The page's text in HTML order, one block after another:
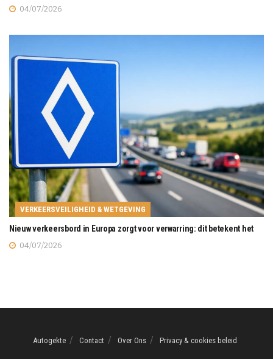
04/07/2026
VERKEERSVEILIGHEID & WETGEVING
Nieuw verkeersbord in Europa zorgt voor verwarring: dit betekent het
04/07/2026
Autogekte Contact Over Ons Privacy & cookies beleid